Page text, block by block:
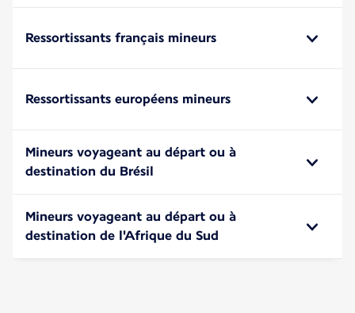
Ressortissants français mineurs
Ressortissants européens mineurs
Mineurs voyageant au départ ou à
destination du Brésil
Mineurs voyageant au départ ou à
destination de l'Afrique du Sud